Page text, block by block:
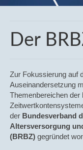
Bücher
Impressum
Datenschutz
Der
Zur Fokussierung auf
Auseinandersetzung
Themenbereichen der
der Bundesverband
Altersversorgung
(BRBZ) gegründet